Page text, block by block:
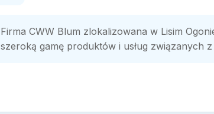
Firma CWW Blum zlokalizowana w Lisim
szeroką gamę produktów i usług związanych z